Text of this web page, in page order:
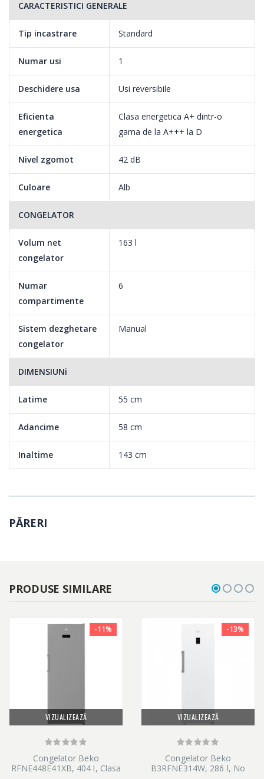
CARACTERISTICI GENERALE
Tip incastrare Standard
Numar usi 1
Deschidere usa Usi reversibile
Eficienta
energetica
Clasa energetica A+ dintr-o
gama de la A+++ la D
Nivel zgomot 42 dB
Culoare Alb
CONGELATOR
Volum net
congelator
163 l
Numar
compartimente
6
Sistem dezghetare
congelator
Manual
DIMENSIUNi
Latime 55 cm
Adancime 58 cm
Inaltime 143 cm
PĂRERI
PRODUSE SIMILARE
VIZUALIZEAZĂ
-11%
Congelator Beko
RFNE448E41XB, 404 l, Clasa
VIZUALIZEAZĂ
-13%
Congelator Beko
B3RFNE314W, 286 l, No